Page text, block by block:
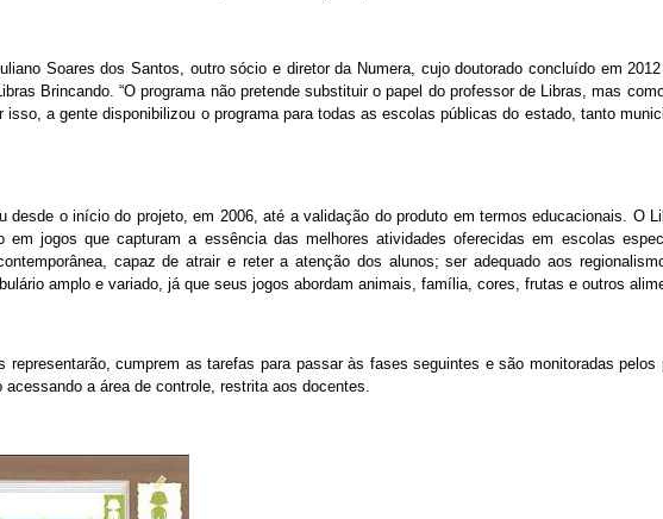
Soares dos Santos, outro sócio e diretor da Numera, cujo doutorado concluído em
Brincando. “O programa não pretende substituir o papel do professor de Libras, mas
isso, a gente disponibilizou o programa para todas as escolas públicas do estado, tanto
desde o início do projeto, em 2006, até a validação do produto em termos educacionais. O
jogos que capturam a essência das melhores atividades oferecidas em escolas
capaz de atrair e reter a atenção dos alunos; ser adequado aos
amplo e variado, já que seus jogos abordam animais, família, cores, frutas e outros
cumprem as tarefas para passar às fases seguintes e são monitoradas pelos
a área de controle, restrita aos docentes.